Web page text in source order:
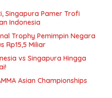
Singapura Pamer Trofi
Indonesia
Trophy Pemimpin Negara
Rp15,5 Miliar
vs Singapura Hingga
Asian Championships